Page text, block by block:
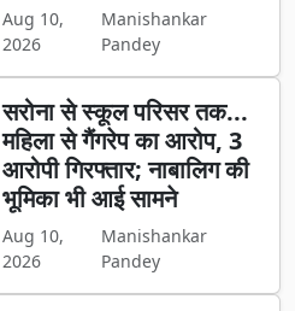
Aug 10,
2026
Manishankar
Pandey
सरोना से स्कूल परिसर तक...
महिला से गैंगरेप का आरोप, 3
आरोपी गिरफ्तार; नाबालिग की
भूमिका भी आई सामने
Aug 10,
2026
Manishankar
Pandey